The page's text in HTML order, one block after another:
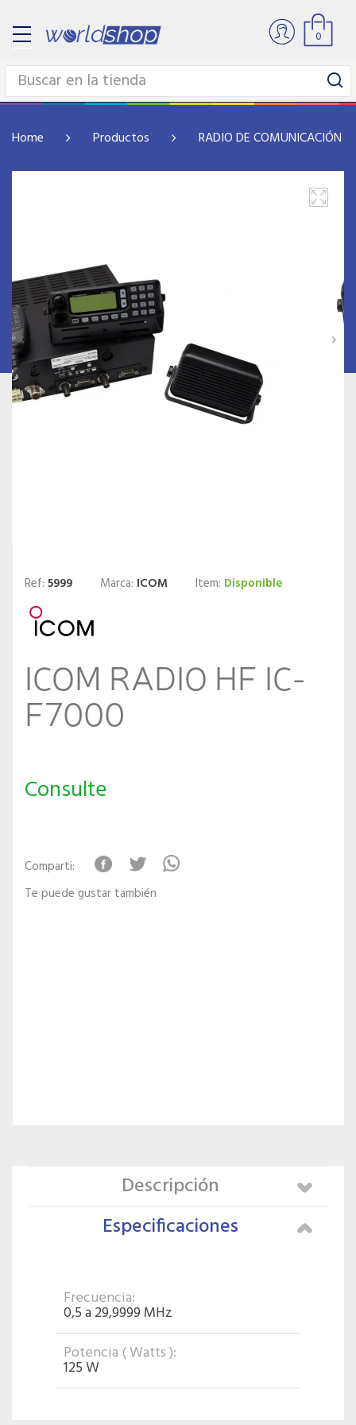
0
Home Productos RADIO DE COMUNICACIÓN Y
Ref: 5999 Marca: ICOM Item: Disponible
ICOM RADIO HF IC-
F7000
Consulte
Comparti:
Te puede gustar también
Descripción
Especificaciones
Frecuencia:
0,5 a 29,9999 MHz
Potencia ( Watts ):
125 W